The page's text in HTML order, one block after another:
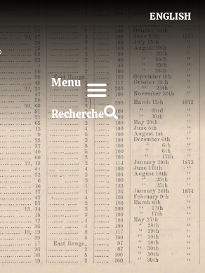
ENGLISH
Menu
Recherche